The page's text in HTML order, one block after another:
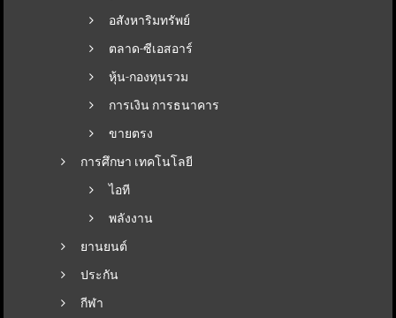
อสังหาริมทรัพย์
ตลาด-ซีเอสอาร์
หุ้น-กองทุนรวม
การเงิน การธนาคาร
ขายตรง
การศึกษา เทคโนโลยี
ไอที
พลังงาน
ยานยนต์
ประกัน
กีฬา